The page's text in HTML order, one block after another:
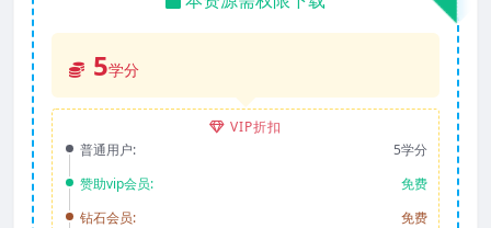
5学分
VIP折扣
普通用户:
5学分
赞助vip会员:
免费
钻石会员:
免费